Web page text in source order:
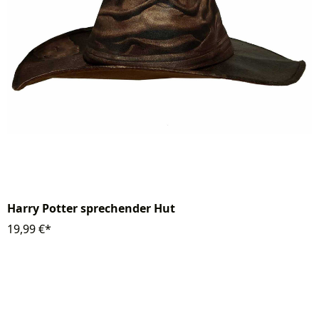
Harry Potter sprechender Hut
19,99 €*